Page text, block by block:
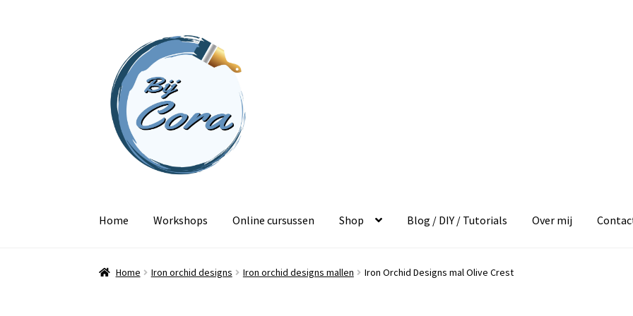
naar
navigatie
inhoud
Home Workshops Online cursussen Shop Blog / DIY / Tutorials Over mij
Home Iron orchid designs Iron orchid designs mallen Iron Orchid Designs mal Olive Crest